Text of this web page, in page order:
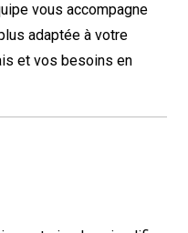
vous accompagne
adaptée à votre
et vos besoins en